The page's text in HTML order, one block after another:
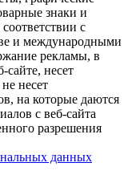
знаки и
с
и международными
рекламы, в
несет
несет
на которые даются
с веб-сайта
разрешения
данных